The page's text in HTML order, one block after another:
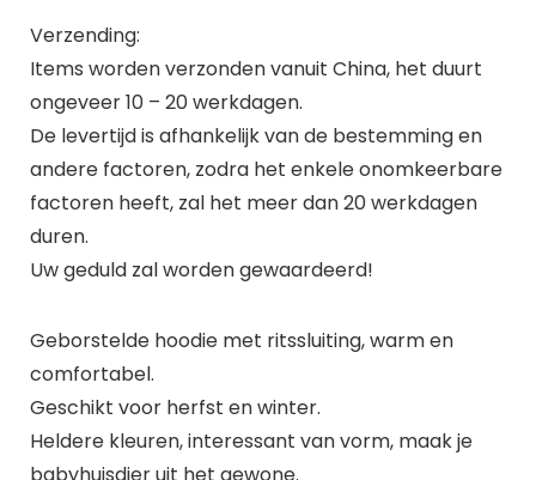
Verzending:
Items worden verzonden vanuit China, het duurt
ongeveer 10 – 20 werkdagen.
De levertijd is afhankelijk van de bestemming en
andere factoren, zodra het enkele onomkeerbare
factoren heeft, zal het meer dan 20 werkdagen
duren.
Uw geduld zal worden gewaardeerd!
Geborstelde hoodie met ritssluiting, warm en
comfortabel.
Geschikt voor herfst en winter.
Heldere kleuren, interessant van vorm, maak je
babyhuisdier uit het gewone.